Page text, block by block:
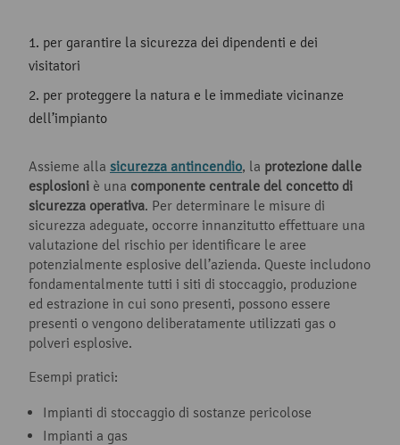
per garantire la sicurezza dei dipendenti e dei
visitatori
per proteggere la natura e le immediate vicinanze
dell’impianto
Assieme alla sicurezza antincendio, la protezione dalle
esplosioni è una componente centrale del concetto di
sicurezza operativa. Per determinare le misure di
sicurezza adeguate, occorre innanzitutto effettuare una
valutazione del rischio per identificare le aree
potenzialmente esplosive dell’azienda. Queste includono
fondamentalmente tutti i siti di stoccaggio, produzione
ed estrazione in cui sono presenti, possono essere
presenti o vengono deliberatamente utilizzati gas o
polveri esplosive.
Esempi pratici:
Impianti di stoccaggio di sostanze pericolose
Impianti a gas